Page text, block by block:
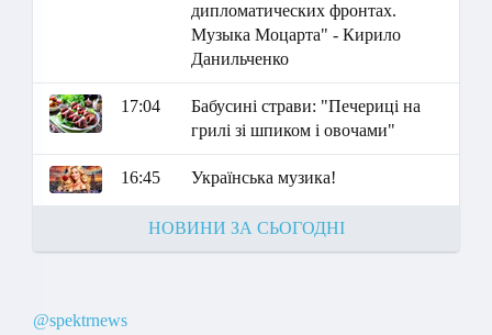
дипломатических фронтах.
Музыка Моцарта" - Кирило
Данильченко
17:04
Бабусині страви: "Печериці на
грилі зі шпиком і овочами"
16:45 Українська музика!
НОВИНИ ЗА СЬОГОДНІ
@spektrnews